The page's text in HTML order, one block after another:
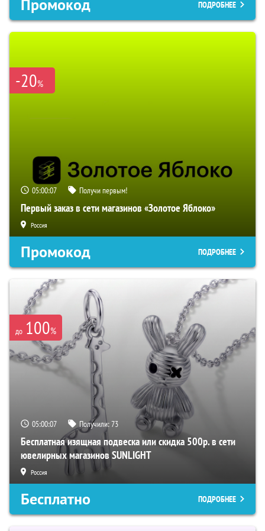
Промокод ПОДРОБНЕЕ
-20%
05:00:06 Получи первым!
Первый заказ в сети магазинов «Золотое Яблоко»
Россия
Промокод ПОДРОБНЕЕ
до 100%
05:00:06 Получили:73
Бесплатная изящная подвеска или скидка 500р. в сети
ювелирных магазинов SUNLIGHT
Россия
Бесплатно ПОДРОБНЕЕ